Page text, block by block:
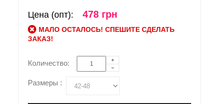
Цена (опт): 478 грн
МАЛО ОСТАЛОСЬ! СПЕШИТЕ СДЕЛАТЬ
ЗАКАЗ!
Количество:
Размеры :